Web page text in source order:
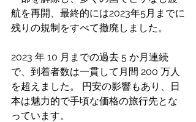
航を再開、最終的には2023年5月までに
残りの規制をすべて撤廃しました。
2023 年 10 月までの過去 5 か月連続
で、到着者数は一貫して月間 200 万人
を超えました。 円安の影響もあり、日
本は魅力的で手頃な価格の旅行先とな
っています。